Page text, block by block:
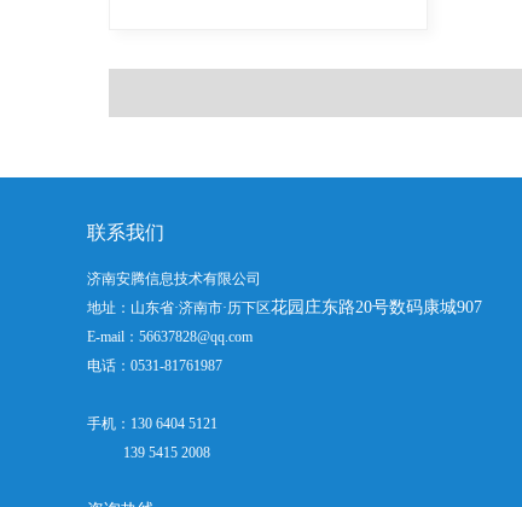
联系我们
济南安腾信息技术有限公司
地址：山东省·济南市·历下区花园庄东路20号数码康城907
E-mail：56637828@qq.com
电话：0531-81761987
手机：130 6404 5121
139 5415 2008